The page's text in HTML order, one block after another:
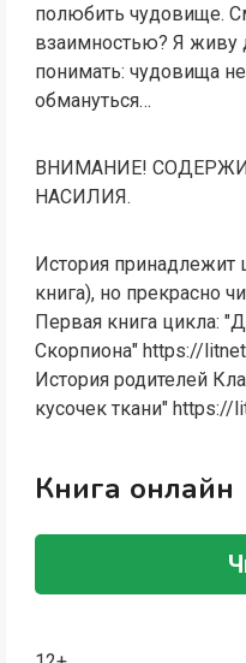
полюбить чудовище.
взаимностью? Я живу
понимать: чудовища
обмануться…
ВНИМАНИЕ!
НАСИЛИЯ.
История принадлежит
книга), но прекрасно
Первая книга цикла:
Скорпиона" https://
История родителей
кусочек ткани" https://
Книга онлайн